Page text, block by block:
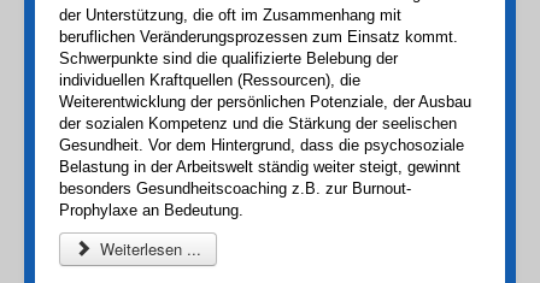
der Unterstützung, die oft im Zusammenhang mit
beruflichen Veränderungsprozessen zum Einsatz kommt.
Schwerpunkte sind die qualifizierte Belebung der
individuellen Kraftquellen (Ressourcen), die
Weiterentwicklung der persönlichen Potenziale, der Ausbau
der sozialen Kompetenz und die Stärkung der seelischen
Gesundheit. Vor dem Hintergrund, dass die psychosoziale
Belastung in der Arbeitswelt ständig weiter steigt, gewinnt
besonders Gesundheitscoaching z.B. zur Burnout-
Prophylaxe an Bedeutung.
Weiterlesen ...